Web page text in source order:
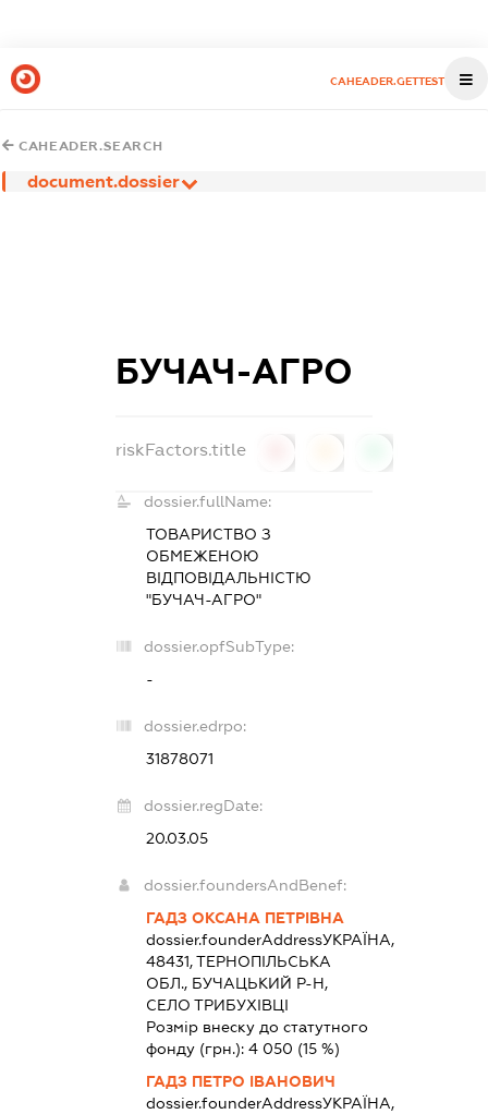
CAHEADER.GETTEST
CAHEADER.SEARCH
document.dossier
БУЧАЧ-АГРО
riskFactors.title
dossier.fullName:
ТОВАРИСТВО З
ОБМЕЖЕНОЮ
ВІДПОВІДАЛЬНІСТЮ
"БУЧАЧ-АГРО"
dossier.opfSubType:
-
dossier.edrpo:
31878071
dossier.regDate:
20.03.05
dossier.foundersAndBenef:
ГАДЗ ОКСАНА ПЕТРІВНА
dossier.founderAddressУКРАЇНА,
48431, ТЕРНОПІЛЬСЬКА
ОБЛ., БУЧАЦЬКИЙ Р-Н,
СЕЛО ТРИБУХІВЦІ
Розмір внеску до статутного
фонду (грн.):4 050 (15 %)
ГАДЗ ПЕТРО ІВАНОВИЧ
dossier.founderAddressУКРАЇНА,